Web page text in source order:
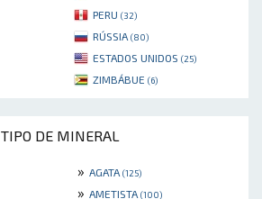
PERU (32)
RÚSSIA (80)
ESTADOS UNIDOS (25)
ZIMBÁBUE (6)
TIPO DE MINERAL
» AGATA (125)
» AMETISTA (100)